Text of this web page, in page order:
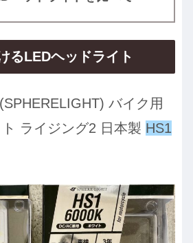
るLEDヘッドライト
バイク用
ライジング2 日本製 HS1